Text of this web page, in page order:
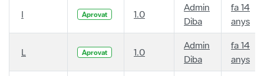
I Aprovat 1.0
Admin
Diba
fa 14
anys
L Aprovat 1.0
Admin
Diba
fa 14
anys